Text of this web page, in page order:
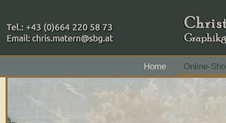
+43 (0)664 220 58 73
Home
Online-
Zahlungsmethoden: RAIBA - Flachgau Mitte - IBAN